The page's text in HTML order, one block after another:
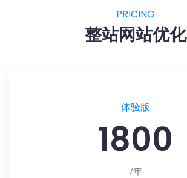
PRICING
整站网站优化
体验版
1800
/年